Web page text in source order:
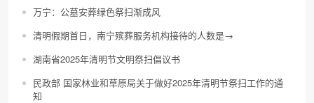
万宁：公墓安葬绿色祭扫渐成风
清明假期首日，南宁殡葬服务机构接待的人数是→
湖南省2025年清明节文明祭扫倡议书
民政部 国家林业和草原局关于做好2025年清明节祭扫工作的通
知